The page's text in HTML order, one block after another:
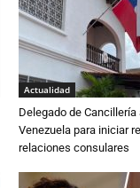
Actualidad
Delegado de Cancillería
Venezuela para iniciar
relaciones consulares